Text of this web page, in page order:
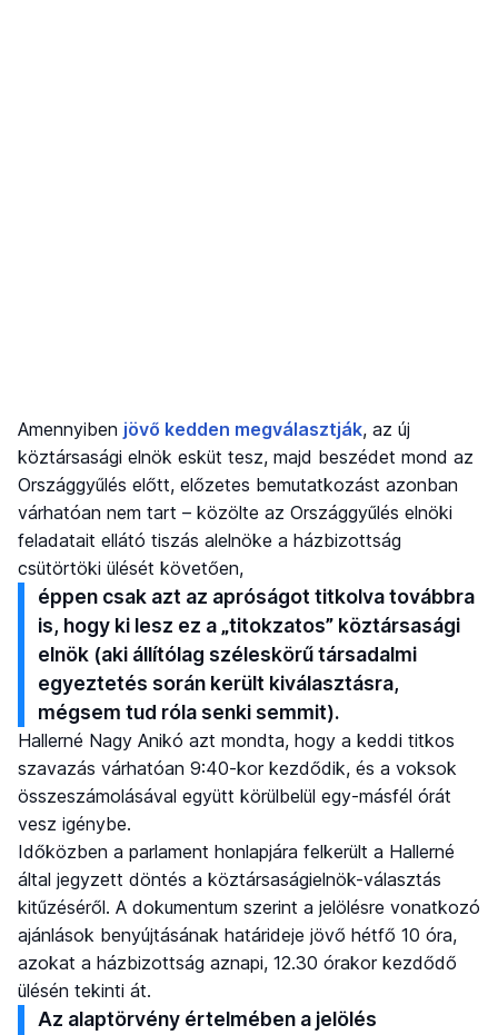
Amennyiben jövő kedden megválasztják, az új
köztársasági elnök esküt tesz, majd beszédet mond az
Országgyűlés előtt, előzetes bemutatkozást azonban
várhatóan nem tart – közölte az Országgyűlés elnöki
feladatait ellátó tiszás alelnöke a házbizottság
csütörtöki ülését követően,
éppen csak azt az apróságot titkolva továbbra
is, hogy ki lesz ez a „titokzatos” köztársasági
elnök (aki állítólag széleskörű társadalmi
egyeztetés során került kiválasztásra,
mégsem tud róla senki semmit).
Hallerné Nagy Anikó azt mondta, hogy a keddi titkos
szavazás várhatóan 9:40-kor kezdődik, és a voksok
összeszámolásával együtt körülbelül egy-másfél órát
vesz igénybe.
Időközben a parlament honlapjára felkerült a Hallerné
által jegyzett döntés a köztársaságielnök-választás
kitűzéséről. A dokumentum szerint a jelölésre vonatkozó
ajánlások benyújtásának határideje jövő hétfő 10 óra,
azokat a házbizottság aznapi, 12.30 órakor kezdődő
ülésén tekinti át.
Az alaptörvény értelmében a jelölés